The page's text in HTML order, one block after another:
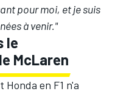
pour moi, et je suis
à venir."
le
McLaren
en F1 n'a